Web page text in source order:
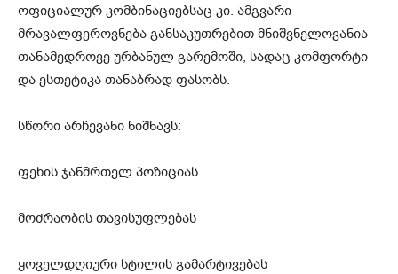
ოფიციალურ კომბინაციებსაც კი. ამგვარი
მრავალფეროვნება განსაკუთრებით მნიშვნელოვანია
თანამედროვე ურბანულ გარემოში, სადაც კომფორტი
და ესთეტიკა თანაბრად ფასობს.
სწორი არჩევანი ნიშნავს:
ფეხის ჯანმრთელ პოზიციას
მოძრაობის თავისუფლებას
ყოველდღიური სტილის გამარტივებას